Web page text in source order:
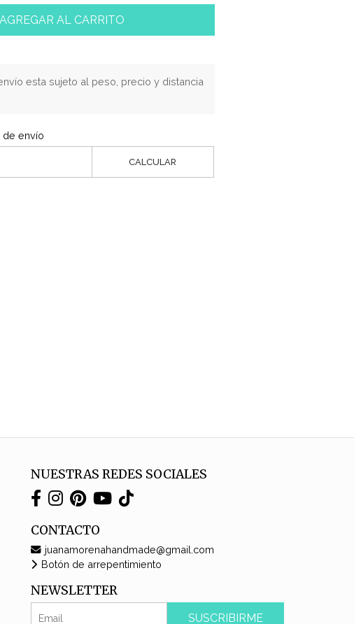
AGREGAR AL CARRITO
esta sujeto al peso, precio y distancia
de envío
CALCULAR
NUESTRAS REDES SOCIALES
CONTACTO
juanamorenahandmade@gmail.com
Botón de arrepentimiento
NEWSLETTER
SUSCRIBIRME